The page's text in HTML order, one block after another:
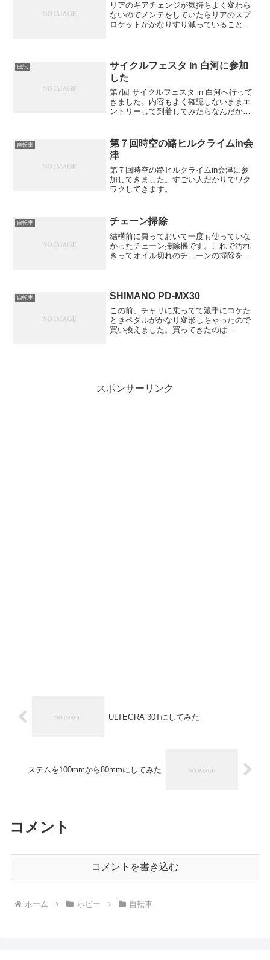
リアのギアチェンジが気持ちよく変わら
ないのでメンテをしていたらリアのスプ
ロケットがかなりすり減っていることに
なっています。さ...
日記
サイクルフェスタ in 白河に参加
した
第7回 サイクルフェスタ in 白河へ行って
きました。内容もよく確認しないままエ
ントリーして到着してみたらなんだか、
アル、最高速度測定、スタンディングト
ライアルの3...
自転車
第７回時空の路ヒルクライムin会
津
第７回時空の路ヒルクライムin会津に参
加してきました。すごい人だかりでワク
ワクしてきます。
自転車 チェーン掃除
結構前に買っておいて一度も使っていな
かったチェーン掃除機です。これで汚れ
きってオイル切れのチェーンの掃除をし
自転車 SHIMANO PD-MX30
この前、チャリに乗ってて派手にコケた
ときペダルがかなり変形しちゃったので
買い換えました。買ってきたのは
スポンサーリンク
ULTEGRA 30Tにしてみた
ステムを100mmから80mmにしてみた
コメント
コメントを書き込む
ホーム ホビー 自転車